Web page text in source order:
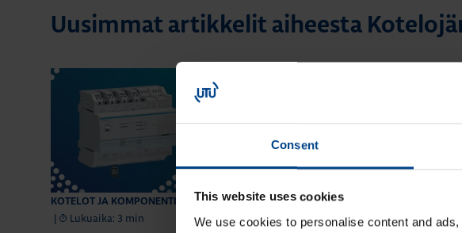
Consent
This website uses cookies
We use cookies to personalise content and
Uusimmat artikkelit aiheesta
KOTELOT JA KOMPONENTIT
28.4.2026
|
Lukuaika: 3 min
KOTELOT JA KOMPONENTIT
|
Lukuaika: 5 min